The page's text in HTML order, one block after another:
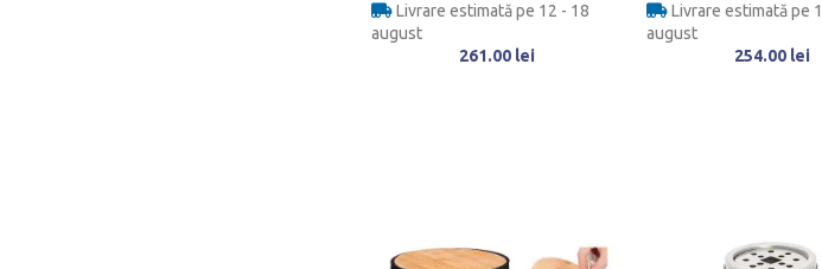
Livrare estimată pe 12 - 18
august
261.00 lei
Livrare estimată pe
august
254.00 lei